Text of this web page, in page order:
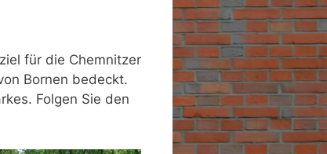
für die Chemnitzer
Bornen bedeckt.
Folgen Sie den